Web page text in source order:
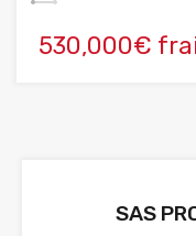
530,000€
SAS